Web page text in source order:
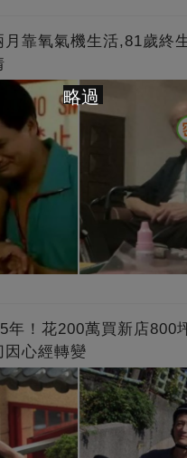
月靠氧氣機生活,81歲終
年！花200萬買新店800
因心經轉變
略過